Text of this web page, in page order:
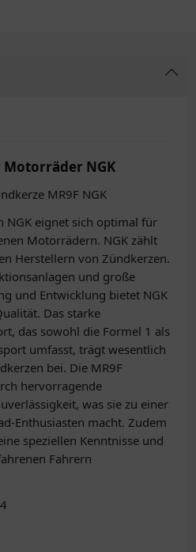
Motorräder NGK
MR9F NGK
NGK eignet sich optimal für
Motorrädern. NGK zählt
Herstellern von Zündkerzen.
und große
und Entwicklung bietet NGK
Das starke
das sowohl die Formel 1 als
umfasst, trägt wesentlich
bei. Die MR9F
hervorragende
was sie zu einer
Enthusiasten macht. Zudem
speziellen Kenntnisse und
Fahrern